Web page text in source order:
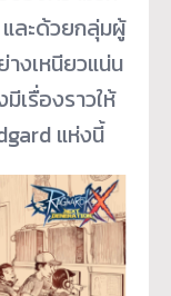
ละด้วยกลุ่มผู้
งเหนียวแน่น
เรื่องราวให้
แห่งนี้